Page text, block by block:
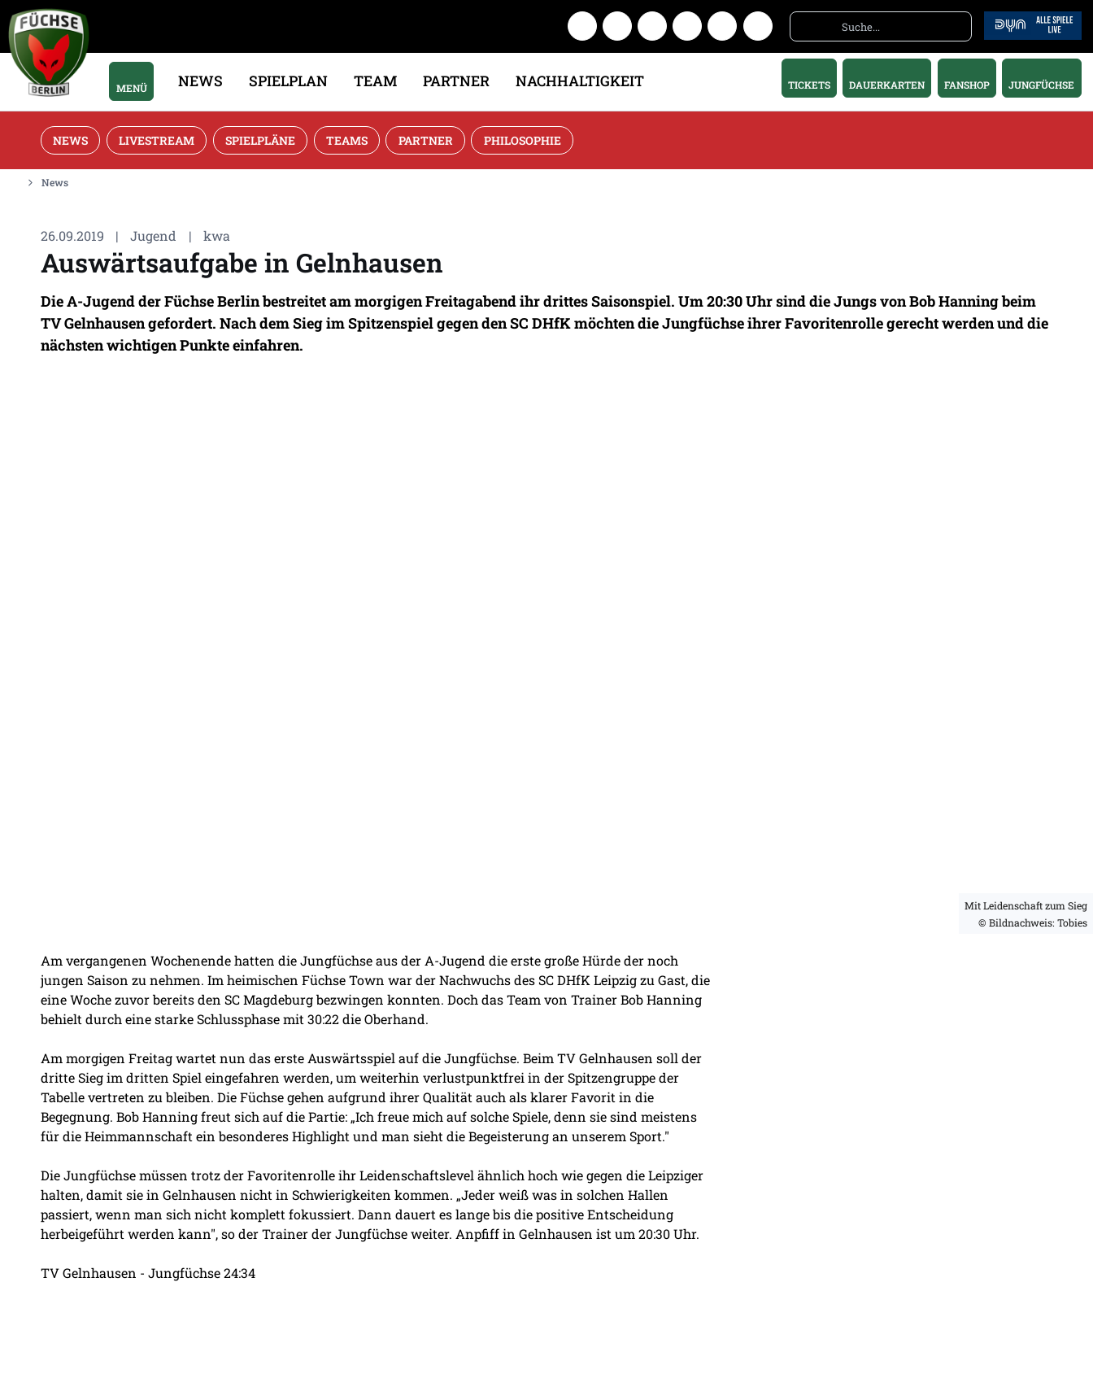
MENÜ NEWS SPIELPLAN TEAM PARTNER NACHHALTIGKEIT TICKETS DAUERKARTEN FANSHOP JUNGFÜCHSE
NEWS LIVESTREAM SPIELPLÄNE TEAMS PARTNER PHILOSOPHIE
News
26.09.2019 | Jugend | kwa
Auswärtsaufgabe in Gelnhausen
Die A-Jugend der Füchse Berlin bestreitet am morgigen Freitagabend ihr drittes Saisonspiel. Um 20:30 Uhr sind die Jungs von Bob Hanning beim
TV Gelnhausen gefordert. Nach dem Sieg im Spitzenspiel gegen den SC DHfK möchten die Jungfüchse ihrer Favoritenrolle gerecht werden und die
nächsten wichtigen Punkte einfahren.
Mit Leidenschaft zum Sieg
© Bildnachweis: Tobies
Am vergangenen Wochenende hatten die Jungfüchse aus der A-Jugend die erste große Hürde der noch
jungen Saison zu nehmen. Im heimischen Füchse Town war der Nachwuchs des SC DHfK Leipzig zu Gast, die
eine Woche zuvor bereits den SC Magdeburg bezwingen konnten. Doch das Team von Trainer Bob Hanning
behielt durch eine starke Schlussphase mit 30:22 die Oberhand.
Am morgigen Freitag wartet nun das erste Auswärtsspiel auf die Jungfüchse. Beim TV Gelnhausen soll der
dritte Sieg im dritten Spiel eingefahren werden, um weiterhin verlustpunktfrei in der Spitzengruppe der
Tabelle vertreten zu bleiben. Die Füchse gehen aufgrund ihrer Qualität auch als klarer Favorit in die
Begegnung. Bob Hanning freut sich auf die Partie: „Ich freue mich auf solche Spiele, denn sie sind meistens
für die Heimmannschaft ein besonderes Highlight und man sieht die Begeisterung an unserem Sport."
Die Jungfüchse müssen trotz der Favoritenrolle ihr Leidenschaftslevel ähnlich hoch wie gegen die Leipziger
halten, damit sie in Gelnhausen nicht in Schwierigkeiten kommen. „Jeder weiß was in solchen Hallen
passiert, wenn man sich nicht komplett fokussiert. Dann dauert es lange bis die positive Entscheidung
herbeigeführt werden kann", so der Trainer der Jungfüchse weiter. Anpfiff in Gelnhausen ist um 20:30 Uhr.
TV Gelnhausen - Jungfüchse 24:34